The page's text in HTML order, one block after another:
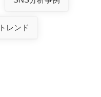
レンド